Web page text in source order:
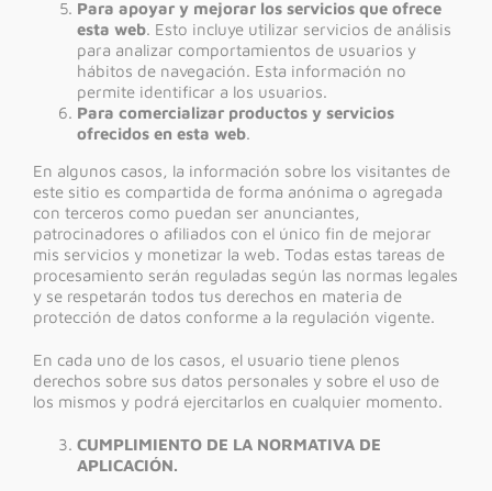
Para apoyar y mejorar los servicios que ofrece
esta web. Esto incluye utilizar servicios de análisis
para analizar comportamientos de usuarios y
hábitos de navegación. Esta información no
permite identificar a los usuarios.
Para comercializar productos y servicios
ofrecidos en esta web.
En algunos casos, la información sobre los visitantes de
este sitio es compartida de forma anónima o agregada
con terceros como puedan ser anunciantes,
patrocinadores o afiliados con el único fin de mejorar
mis servicios y monetizar la web. Todas estas tareas de
procesamiento serán reguladas según las normas legales
y se respetarán todos tus derechos en materia de
protección de datos conforme a la regulación vigente.
En cada uno de los casos, el usuario tiene plenos
derechos sobre sus datos personales y sobre el uso de
los mismos y podrá ejercitarlos en cualquier momento.
CUMPLIMIENTO DE LA NORMATIVA DE
APLICACIÓN.